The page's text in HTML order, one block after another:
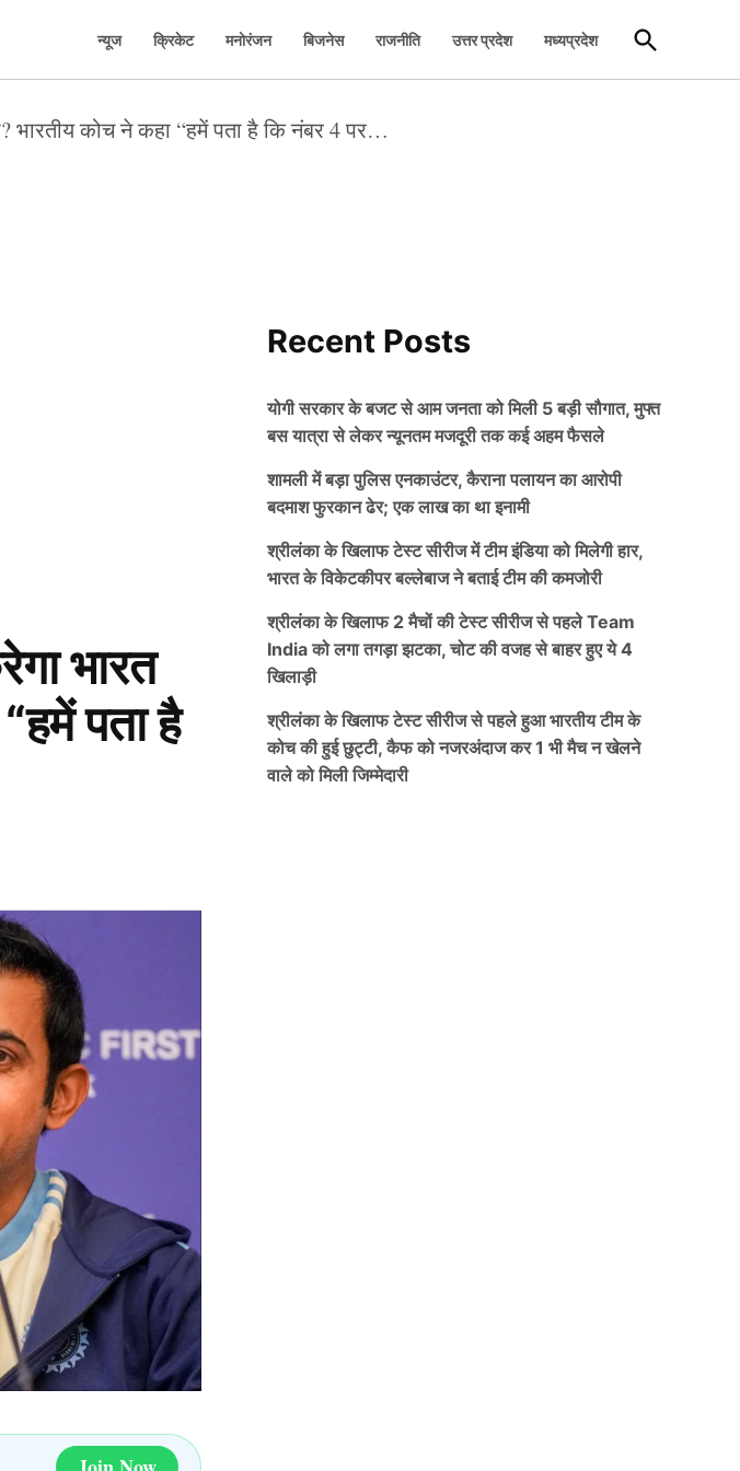
न्यूज क्रिकेट मनोरंजन बिजनेस राजनीति उत्तर प्रदेश मध्यप्रदेश
Open
Search
भारतीय कोच ने कहा “हमें पता है कि नंबर 4 पर…
भारत
पता है
Recent Posts
योगी सरकार के बजट से आम जनता को मिली 5 बड़ी सौगात, मुफ्त
बस यात्रा से लेकर न्यूनतम मजदूरी तक कई अहम फैसले
शामली में बड़ा पुलिस एनकाउंटर, कैराना पलायन का आरोपी
बदमाश फुरकान ढेर; एक लाख का था इनामी
श्रीलंका के खिलाफ टेस्ट सीरीज में टीम इंडिया को मिलेगी हार,
भारत के विकेटकीपर बल्लेबाज ने बताई टीम की कमजोरी
श्रीलंका के खिलाफ 2 मैचों की टेस्ट सीरीज से पहले Team
India को लगा तगड़ा झटका, चोट की वजह से बाहर हुए ये 4
खिलाड़ी
श्रीलंका के खिलाफ टेस्ट सीरीज से पहले हुआ भारतीय टीम के
कोच की हुई छुट्टी, कैफ को नजरअंदाज कर 1 भी मैच न खेलने
वाले को मिली जिम्मेदारी